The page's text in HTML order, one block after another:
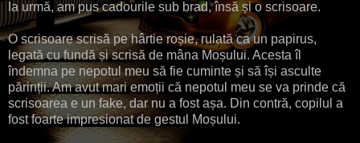
la urmă, am pus cadourile sub brad, însă și o scrisoare.
O scrisoare scrisă pe hârtie roșie, rulată ca un papirus,
legată cu fundă și scrisă de mâna Moșului. Acesta îl
îndemna pe nepotul meu să fie cuminte și să își asculte
părinții. Am avut mari emoții că nepotul meu se va prinde că
scrisoarea e un fake, dar nu a fost așa. Din contră, copilul a
fost foarte impresionat de gestul Moșului.